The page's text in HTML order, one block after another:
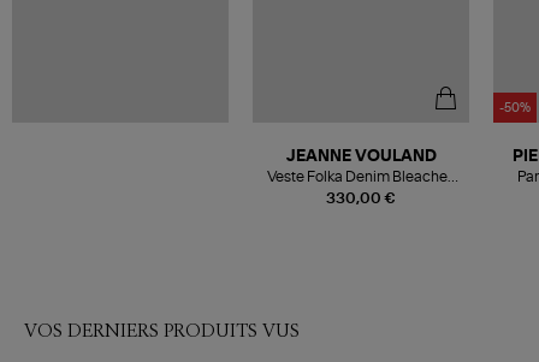
330,00 €
JEANNE VOULAND
Veste Folka Denim Bleached
Bleu
-50%
VOS DERNIERS PRODUITS VUS